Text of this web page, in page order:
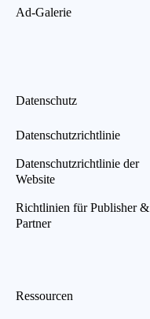
Ad-Galerie
Datenschutz
Datenschutzrichtlinie
Datenschutzrichtlinie der
Website
Richtlinien für Publisher &
Partner
Ressourcen